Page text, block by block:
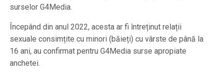
surselor G4Media.
Începând din anul 2022, acesta ar fi întreținut relații
sexuale consimțite cu minori (băieți) cu vârste de până la
16 ani, au confirmat pentru G4Media surse apropiate
anchetei.